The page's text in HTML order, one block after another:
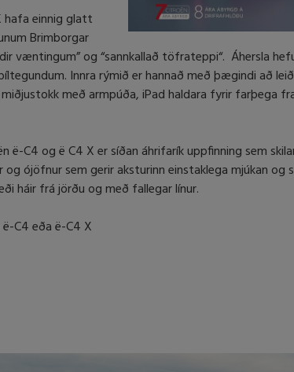
hafa einnig glatt
Brimborgar
væntingum” og “sannkallað töfrateppi“. Áhersla
Innra rýmið er hannað með þægindi að
með armpúða, iPad haldara fyrir farþega
ë-C4 og ë C4 X er síðan áhrifarík uppfinning sem
ójöfnur sem gerir aksturinn einstaklega mjúkan og
háir frá jörðu og með fallegar línur.
C4 eða ë-C4 X